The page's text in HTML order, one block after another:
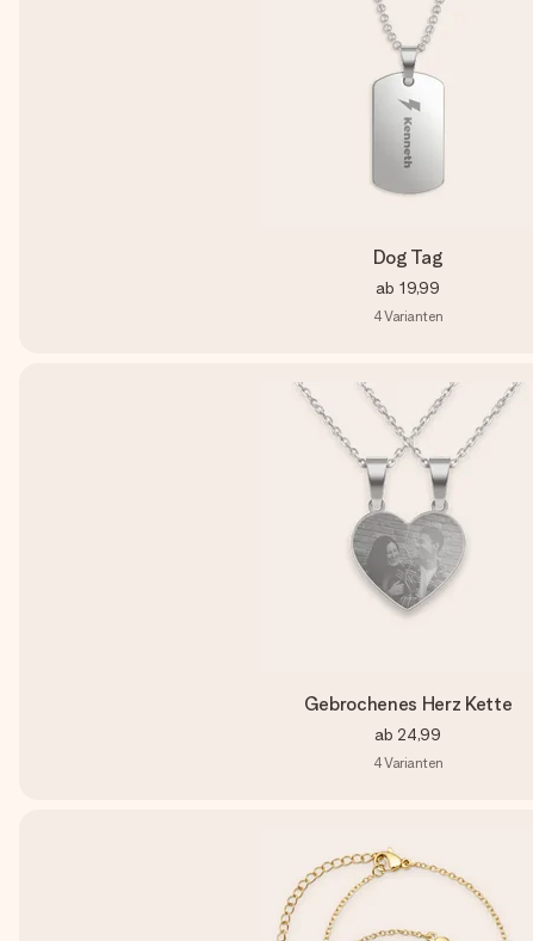
Dog Tag
ab 19,99
4Varianten
Gebrochenes Herz Kette
ab 24,99
4Varianten